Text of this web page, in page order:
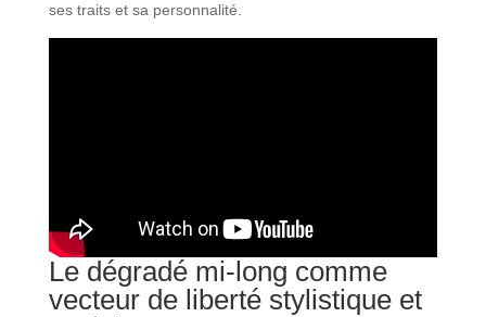
ses traits et sa personnalité.
Le dégradé mi-long comme
vecteur de liberté stylistique et